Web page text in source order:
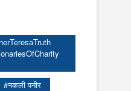
#नकली पनीर